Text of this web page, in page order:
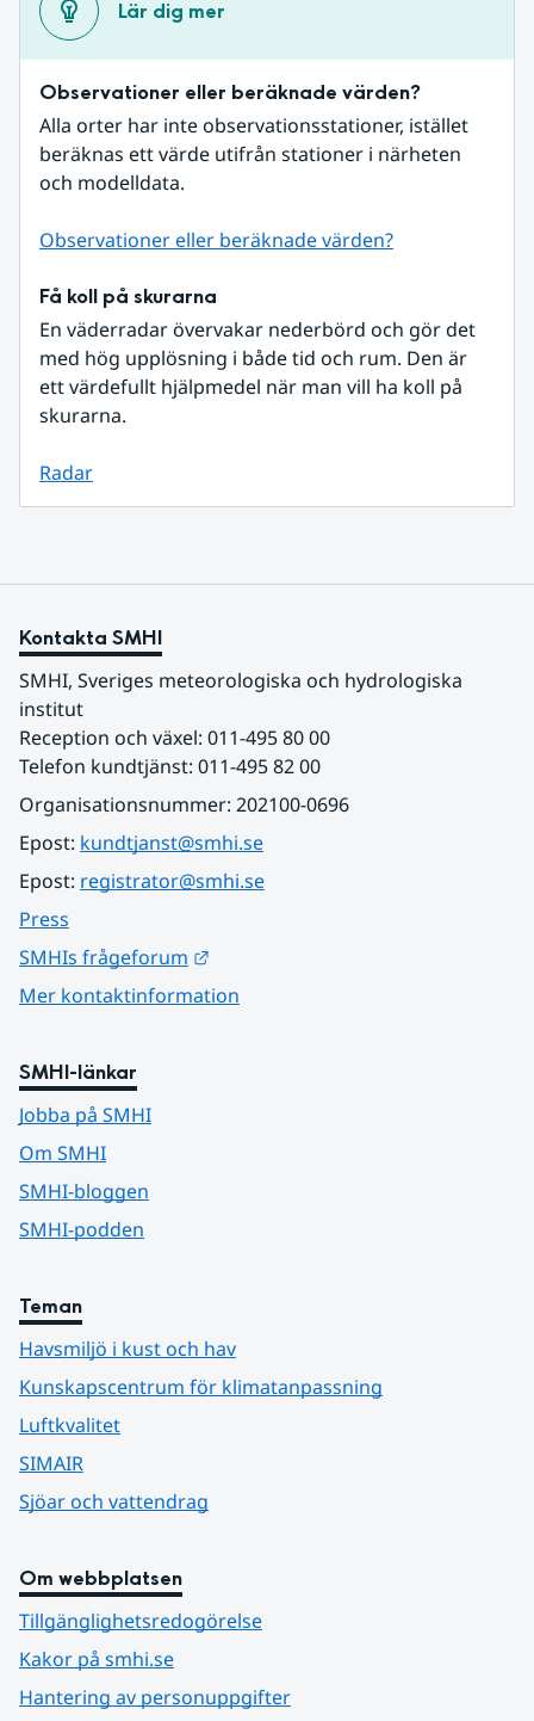
Lär dig mer
Observationer eller beräknade värden?
Alla orter har inte observationsstationer, istället
beräknas ett värde utifrån stationer i närheten
och modelldata.
Observationer eller beräknade värden?
Få koll på skurarna
En väderradar övervakar nederbörd och gör det
med hög upplösning i både tid och rum. Den är
ett värdefullt hjälpmedel när man vill ha koll på
skurarna.
Radar
Kontakta SMHI
SMHI, Sveriges meteorologiska och hydrologiska
institut
Reception och växel: 011-495 80 00
Telefon kundtjänst: 011-495 82 00
Organisationsnummer: 202100-0696
Epost: kundtjanst@smhi.se
Epost: registrator@smhi.se
Press
SMHIs frågeforum
Mer kontaktinformation
SMHI-länkar
Jobba på SMHI
Om SMHI
SMHI-bloggen
SMHI-podden
Teman
Havsmiljö i kust och hav
Kunskapscentrum för klimatanpassning
Luftkvalitet
SIMAIR
Sjöar och vattendrag
Om webbplatsen
Tillgänglighetsredogörelse
Kakor på smhi.se
Hantering av personuppgifter